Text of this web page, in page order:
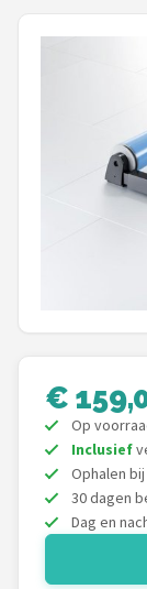
Fietsroutes
Volare
ABUS
AXA
New Looxs
€
Op
Inclusief
Ophalen
30 dagen
Dag en